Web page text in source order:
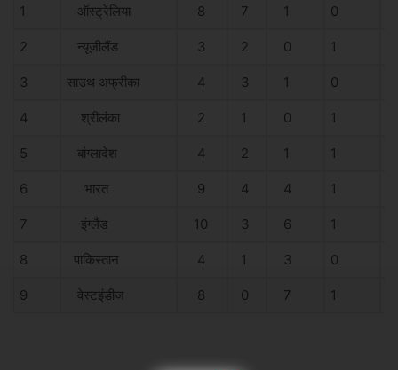
1 ऑस्ट्रेलिया 8 7 1 0
2 न्यूजीलैंड 3 2 0 1
3 साउथ अफ्रीका 4 3 1 0
4 श्रीलंका 2 1 0 1
5 बांग्लादेश 4 2 1 1
6 भारत 9 4 4 1
7 इंग्लैंड 10 3 6 1
8 पाकिस्तान 4 1 3 0
9 वेस्टइंडीज 8 0 7 1